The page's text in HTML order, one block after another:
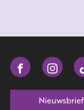
Nieuwsbrief